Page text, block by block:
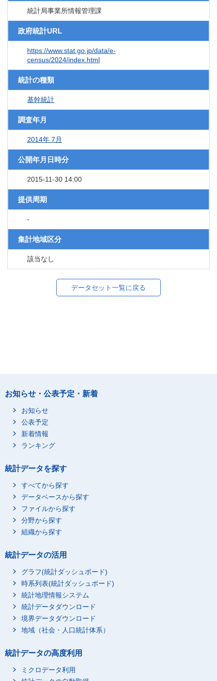
統計局事業所情報管理課
政府統計URL
https://www.stat.go.jp/data/e-
census/2024/index.html
統計の種類
基幹統計
調査年月
2014年 7月
公開年月日時分
2015-11-30 14:00
提供周期
-
集計地域区分
該当なし
データセット一覧に戻る
お知らせ・公表予定・新着
お知らせ
公表予定
新着情報
ランキング
統計データを探す
すべてから探す
データベースから探す
ファイルから探す
分野から探す
組織から探す
統計データの活用
グラフ(統計ダッシュボード)
時系列表(統計ダッシュボード)
統計地理情報システム
統計データダウンロード
境界データダウンロード
地域（社会・人口統計体系）
統計データの高度利用
ミクロデータ利用